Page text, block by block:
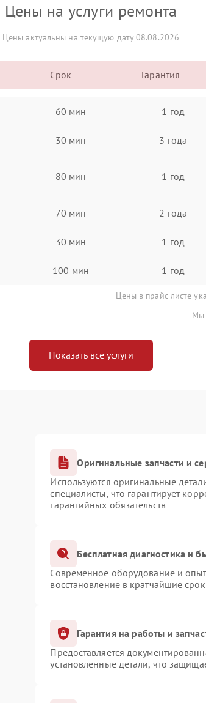
Цены на услуги ремонта
Цены актуальны на текущую дату 08.08.2026
Срок Гарантия
60 мин 1 год
30 мин 3 года
80 мин 1 год
70 мин 2 года
30 мин 1 год
100 мин 1 год
Цены в прайс-листе
Мы
Показать все услуги
Оригинальные запчасти и
Используются оригинальные
специалисты, что гарантирует
гарантийных обязательств
Бесплатная диагностика и
Современное оборудование и
восстановление в кратчайшие
Гарантия на работы и
Предоставляется
установленные детали, что